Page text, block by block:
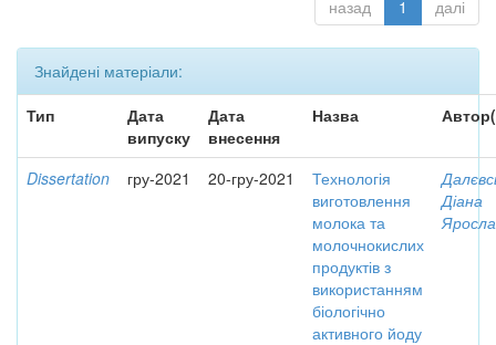
назад 1 далі
Знайдені матеріали:
Тип
Дата
випуску
Дата
внесення
Назва
Dissertation гру-2021 20-гру-2021
Технологія
виготовлення
молока та
молочнокислих
продуктів з
використанням
біологічно
активного йоду
Діана